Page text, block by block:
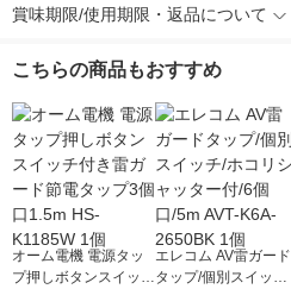
賞味期限/使用期限・返品について
こちらの商品もおすすめ
オーム電機 電源タッ
プ押しボタンスイッチ
エレコム AV雷ガード
タップ/個別スイッチ/